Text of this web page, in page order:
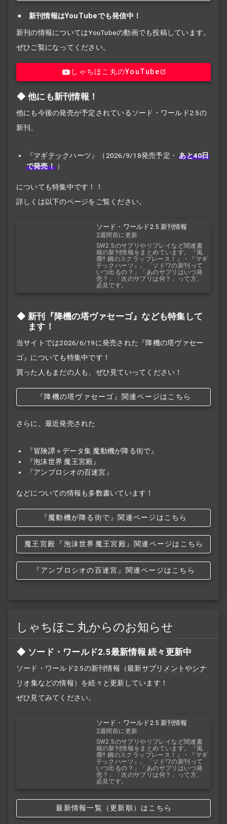
新刊情報はYouTubeでも発信中！
新刊の情報についてはYouTubeの動画でも投稿しています。
ぜひご覧になってください。
しゃちほこ丸のYouTube
他にも新刊情報！
他にも今後の発売が予定されているソード・ワールド2.5の
新刊、
『マギテックハーツ』（2026/9/18発売予定・ あと40日
で発売！ ）
についても特集中です！！
詳しくは以下のページをご覧ください。
ソード・ワールド2.5 新刊情報
2週間前に更新
SW2.5のサプリやリプレイなど関連書
籍の新刊情報をまとめています。『風
塵!! 鋼のスクラップレース！』・『マギ
テックハーツ』。「ソドワの新刊って
いつ出るの？」「あのサプリはいつ発
売？」「次のサプリは何？」って方、
必見です。
新刊『降機の塔ヴァセーゴ』なども特集して
ます！
当サイトでは2026/6/19に発売された『降機の塔ヴァセー
ゴ』についても特集中です！
買った人もまだの人も、ぜひ見ていってください！
『降機の塔ヴァセーゴ』関連ページはこちら
さらに、最近発売された
『冒険譚＋データ集 魔動機が降る街で』
『泡沫世界 魔王宮殿』
『アンブロシオの百迷宮』
などについての情報も多数書いています！
『魔動機が降る街で』関連ページはこちら
魔王宮殿 『泡沫世界 魔王宮殿』関連ページはこちら
『アンブロシオの百迷宮』関連ページはこちら
しゃちほこ丸からのお知らせ
ソード・ワールド2.5最新情報 続々更新中
ソード・ワールド2.5の新刊情報（最新サプリメントやシナ
リオ集などの情報）を続々と更新しています！
ぜひ見てみてください。
ソード・ワールド2.5 新刊情報
2週間前に更新
SW2.5のサプリやリプレイなど関連書
籍の新刊情報をまとめています。『風
塵!! 鋼のスクラップレース！』・『マギ
テックハーツ』。「ソドワの新刊って
いつ出るの？」「あのサプリはいつ発
売？」「次のサプリは何？」って方、
必見です。
最新情報一覧（更新順）はこちら